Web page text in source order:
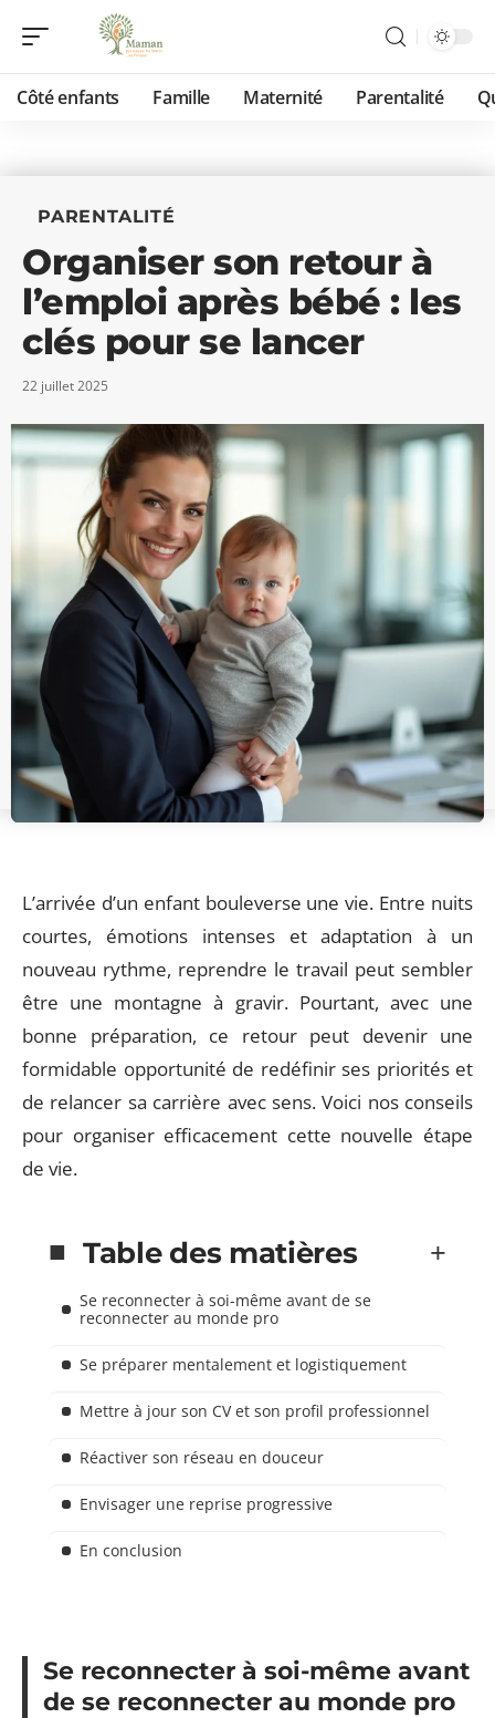
Côté enfants Famille Maternité Parentalité
PARENTALITÉ
Organiser son retour à
l’emploi après bébé : les
clés pour se lancer
22 juillet 2025
L’arrivée d’un enfant bouleverse une vie. Entre nuits
courtes, émotions intenses et adaptation à un
nouveau rythme, reprendre le travail peut sembler
être une montagne à gravir. Pourtant, avec une
bonne préparation, ce retour peut devenir une
formidable opportunité de redéfinir ses priorités et
de relancer sa carrière avec sens. Voici nos conseils
pour organiser efficacement cette nouvelle étape
de vie.
Table des matières
Se reconnecter à soi-même avant de se
reconnecter au monde pro
Se préparer mentalement et logistiquement
Mettre à jour son CV et son profil professionnel
Réactiver son réseau en douceur
Envisager une reprise progressive
En conclusion
Se reconnecter à soi-même avant
de se reconnecter au monde pro